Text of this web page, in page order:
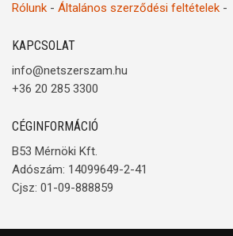
Rólunk - Általános szerződési feltételek -
KAPCSOLAT
info@netszerszam.hu
+36 20 285 3300
CÉGINFORMÁCIÓ
B53 Mérnöki Kft.
Adószám: 14099649-2-41
Cjsz: 01-09-888859